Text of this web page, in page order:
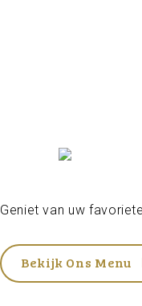
Geniet van uw
Bekijk Ons Menu